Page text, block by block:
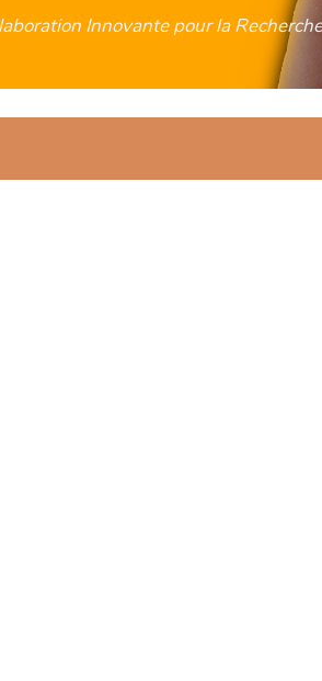
Innovante pour la